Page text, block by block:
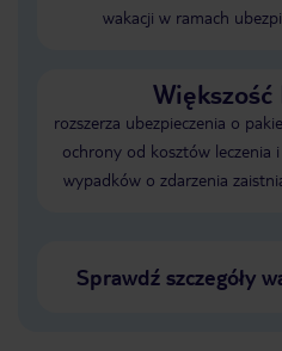
wakacji w ramach
rozszerza ubezpieczenia o
ochrony od kosztów leczenia
wypadków o zdarzenia
Sprawdź szczegóły